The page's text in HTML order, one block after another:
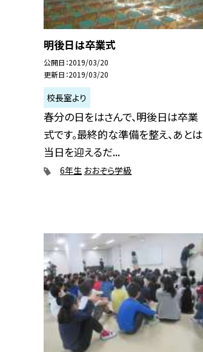
明後日は卒業式
公開日 2019/03/20
更新日 2019/03/20
校長室より
春分の日をはさんで、明後日は卒業
式です。最終的な準備を整え、あとは
当日を迎えるだ...
6年生 おおぞら学級